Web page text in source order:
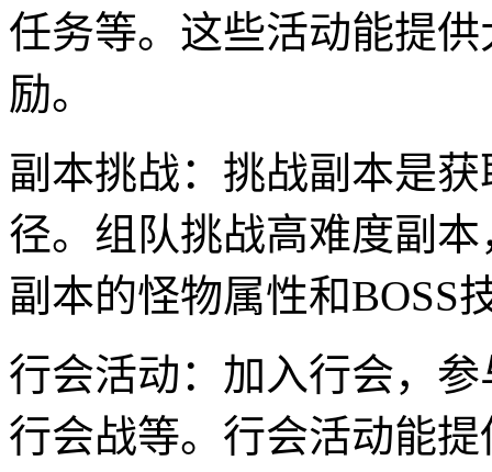
任务等。这些活动能提
励。
副本挑战：挑战副本是
径。组队挑战高难度副
副本的怪物属性和BOSS
行会活动：加入行会，
行会战等。行会活动能